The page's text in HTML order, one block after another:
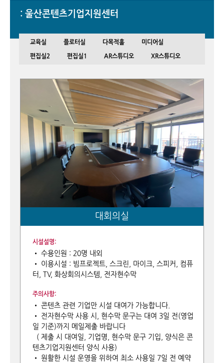
울산콘텐츠기업지원센터
교육실 플로터실 다목적홀
미디어실
편집실2
편집실1 AR스튜디오
XR스튜디오
대회의실
시설설명:
• 수용인원 : 20명 내외
• 이용시설 : 빔프로젝트, 스크린, 마이크, 스피커, 컴퓨
터, TV, 화상회의시스템, 전자현수막
주의사항:
• 콘텐츠 관련 기업만 시설 대여가 가능합니다.
• 전자현수막 사용 시, 현수막 문구는 대여 3일 전(영업
일 기준)까지 메일제출 바랍니다
( 제출 시 대여일, 기업명, 현수막 문구 기입, 양식은 콘
텐츠기업지원센터 양식 사용)
• 원활한 시설 운영을 위하여 최소 사용일 7일 전 예약